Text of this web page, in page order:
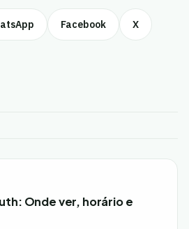
Facebook X
Onde ver, horário e